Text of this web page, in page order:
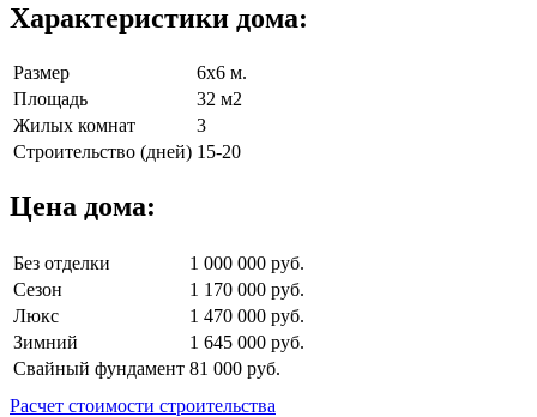
Характеристики дома:
Размер
6х6 м.
Площадь
32 м2
Жилых комнат
3
Строительство (дней) 15-20
Цена дома:
Без отделки
1 000 000 руб.
Сезон
1 170 000 руб.
Люкс
1 470 000 руб.
Зимний
1 645 000 руб.
Свайный фундамент 81 000 руб.
Расчет стоимости строительства